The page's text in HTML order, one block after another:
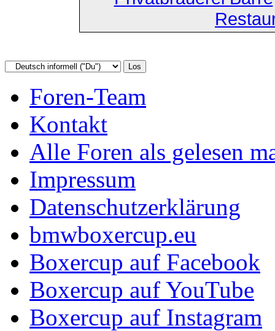
Foren-Team
Kontakt
Alle Foren als gelesen
Impressum
Datenschutzerklärung
bmwboxercup.eu
Boxercup auf Facebook
Boxercup auf YouTube
Boxercup auf Instagram